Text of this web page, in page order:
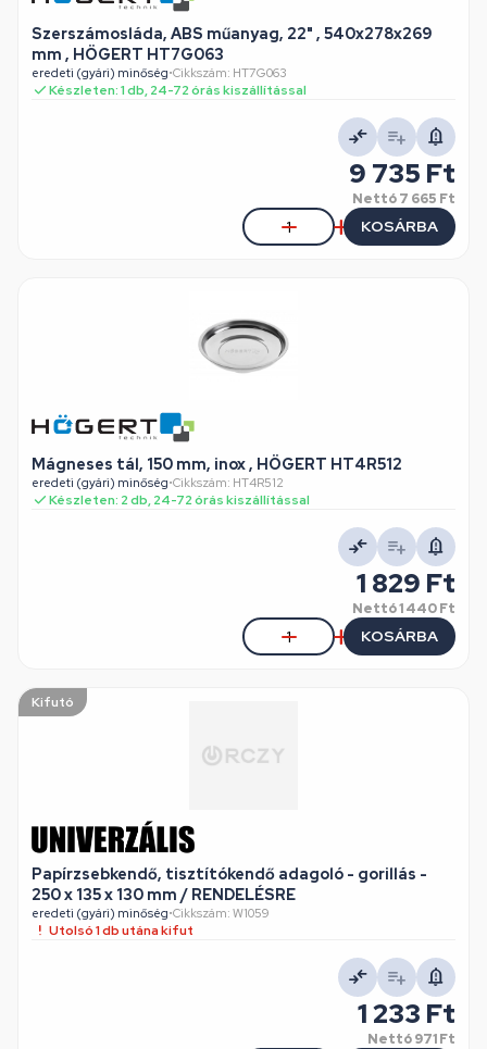
Szerszámosláda, ABS műanyag, 22" , 540x278x269
mm , HÖGERT HT7G063
eredeti (gyári) minőség•Cikkszám: HT7G063
Készleten: 1 db, 24-72 órás kiszállítással
9 735 Ft
Nettó7 665 Ft
KOSÁRBA
Mágneses tál, 150 mm, inox , HÖGERT HT4R512
eredeti (gyári) minőség•Cikkszám: HT4R512
Készleten: 2 db, 24-72 órás kiszállítással
1 829 Ft
Nettó1 440 Ft
KOSÁRBA
Kifutó
Papírzsebkendő, tisztítókendő adagoló - gorillás -
250 x 135 x 130 mm / RENDELÉSRE
eredeti (gyári) minőség•Cikkszám: W1059
Utolsó 1 db utána kifut
1 233 Ft
Nettó971 Ft